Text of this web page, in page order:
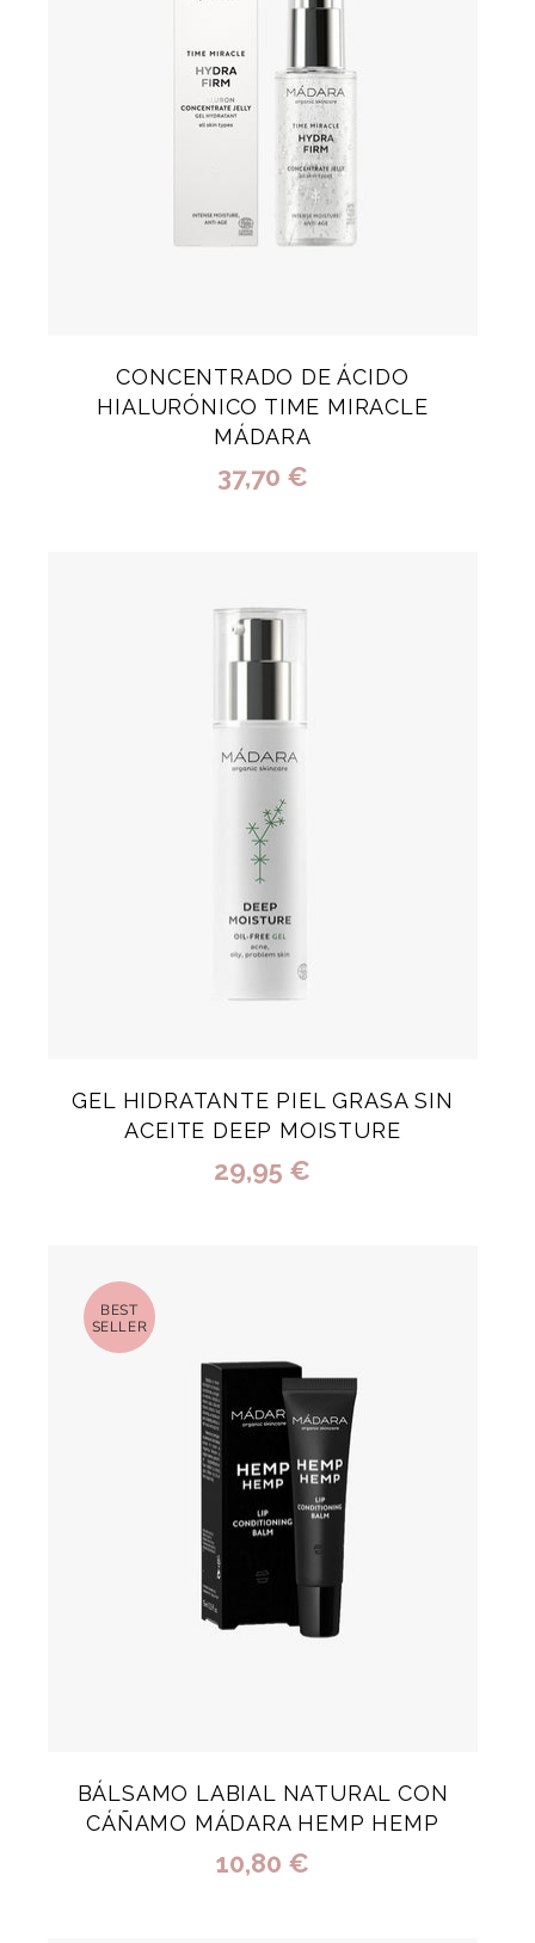
CONCENTRADO DE ÁCIDO
HIALURÓNICO TIME MIRACLE
MÁDARA
37,70 €
GEL HIDRATANTE PIEL GRASA SIN
ACEITE DEEP MOISTURE
29,95 €
BEST
SELLER
BÁLSAMO LABIAL NATURAL CON
CÁÑAMO MÁDARA HEMP HEMP
10,80 €